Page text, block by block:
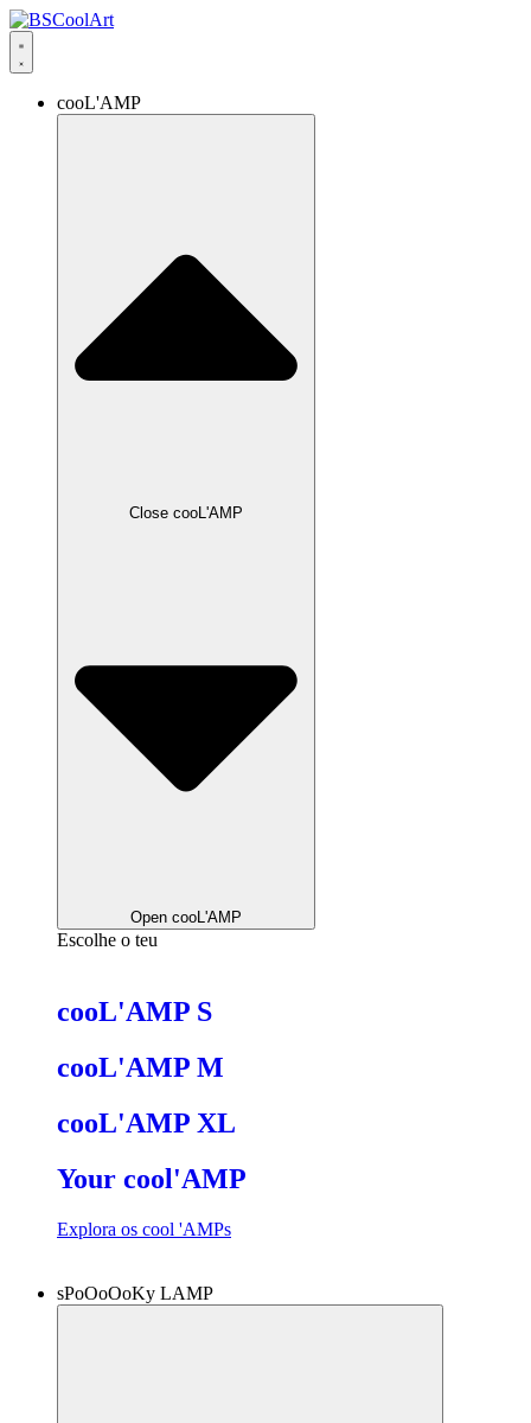
cooL'AMP
Close cooL'AMP
Open cooL'AMP
Escolhe o teu
cooL'AMP S
cooL'AMP M
cooL'AMP XL
Your cool'AMP
Explora os cool 'AMPs
sPoOoOoKy LAMP